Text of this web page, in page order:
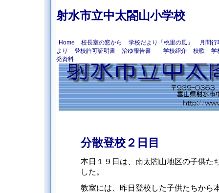
射水市立中太閤山小学校
Home 校長室の窓から 学校だより「桃里の風」
月間行
より
登校許可証明書 治ゆ報告書 学校紹介 校歌
学
発資料
分散登校２日目
本日１９日は、南太閤山地区の子供た
した。
教室には、昨日登校した子供たちから